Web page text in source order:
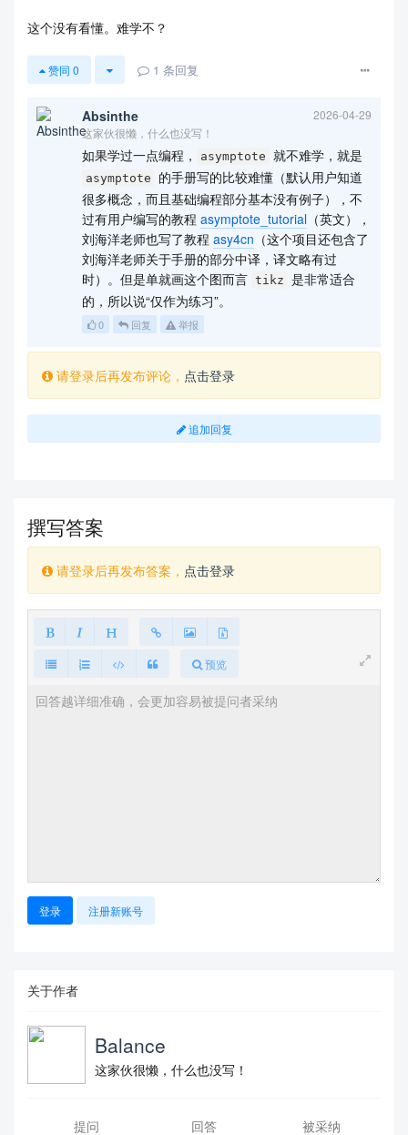
这个没有看懂。难学不？
赞同 0 1 条回复
Absinthe
2026-04-29
这家伙很懒，什么也没写！
如果学过一点编程， asymptote 就不难学，就是
asymptote
的手册写的比较难懂（默认用户知道
很多概念，而且基础编程部分基本没有例子），不
过有用户编写的教程 asymptote_tutorial （英文），
刘海洋老师也写了教程 asy4cn （这个项目还包含了
刘海洋老师关于手册的部分中译，译文略有过
时）。但是单就画这个图而言 tikz 是非常适合
的，所以说“仅作为练习”。
0 回复 举报
请登录后再发布评论， 点击登录
追加回复
撰写答案
请登录后再发布答案， 点击登录
预览
登录 注册新账号
关于作者
Balance
这家伙很懒，什么也没写！
提问 回答 被采纳